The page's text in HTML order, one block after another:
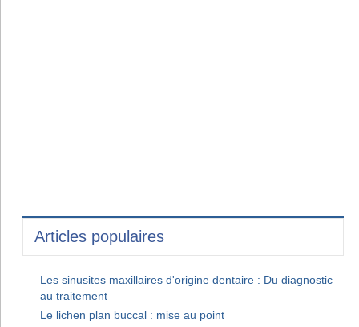
Articles populaires
Les sinusites maxillaires d'origine dentaire : Du diagnostic
au traitement
Le lichen plan buccal : mise au point